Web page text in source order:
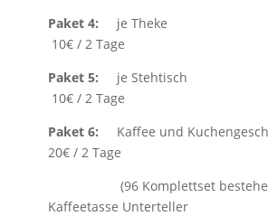
Paket 4: je
10€ / 2 Tage
Paket 5:
je
10€ / 2 Tage
Paket 6: Kaffee und
20€ / 2 Tage
(96 Komplettset
Kaffeetasse